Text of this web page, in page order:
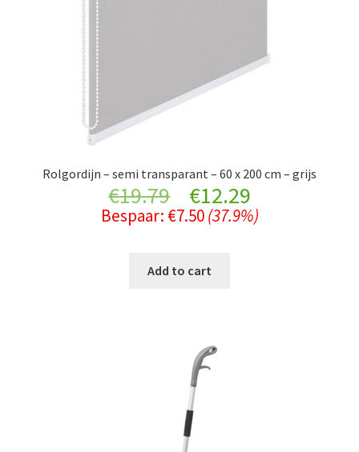
Rolgordijn – semi transparant – 60 x 200 cm – grijs
€19.79
Original
price
was:
€12.29Current
price
Bespaar: €7.50 (37.9%)
Add to cart